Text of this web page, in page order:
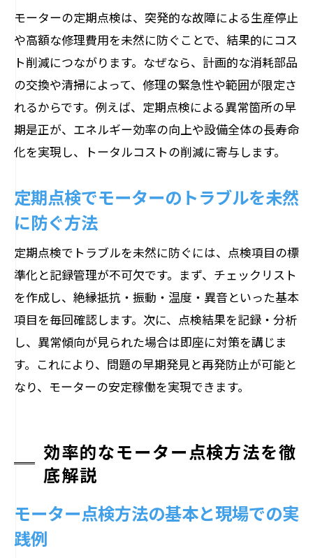
絶縁抵抗測定でモーター故障を予防する
方法
小型モーターの絶縁劣化を早期発見する
コツ
モーター定期点検における絶縁抵抗の役
割
絶縁抵抗測定が寿命延長に貢献する理由
定期点検を怠るリスクと設備への影響
モーター定期点検を怠った場合の具体的
なリスク
設備停止を未然に防ぐモーター点検の重
要性
点検不足が引き起こすモーター故障の実
態
定期点検をしない場合のコスト増加リス
ク
点検を怠ると起こり得る設備トラブルを
解説
モーター点検記録を効果的に管理する方
モーターの定期点検は、突発的な故障による生産停止
や高額な修理費用を未然に防ぐことで、結果的にコス
ト削減につながります。なぜなら、計画的な消耗部品
の交換や清掃によって、修理の緊急性や範囲が限定さ
れるからです。例えば、定期点検による異常箇所の早
期是正が、エネルギー効率の向上や設備全体の長寿命
化を実現し、トータルコストの削減に寄与します。
定期点検でモーターのトラブルを未然
に防ぐ方法
定期点検でトラブルを未然に防ぐには、点検項目の標
準化と記録管理が不可欠です。まず、チェックリスト
を作成し、絶縁抵抗・振動・温度・異音といった基本
項目を毎回確認します。次に、点検結果を記録・分析
し、異常傾向が見られた場合は即座に対策を講じま
す。これにより、問題の早期発見と再発防止が可能と
なり、モーターの安定稼働を実現できます。
効率的なモーター点検方法を徹
底解説
モーター点検方法の基本と現場での実
践例